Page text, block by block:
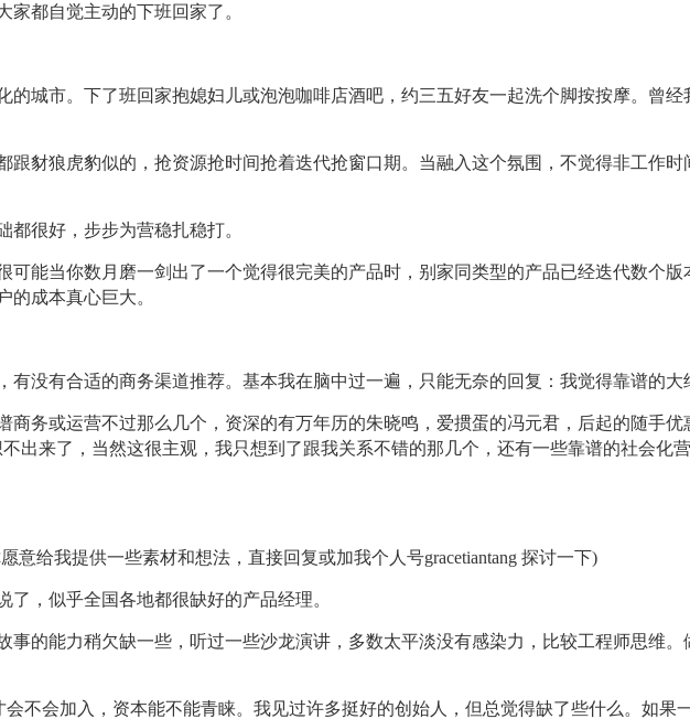
都自觉主动的下班回家了。
市。下了班回家抱媳妇儿或泡泡咖啡店酒吧，约三五好友一起洗个脚按按摩。曾经
狼虎豹似的，抢资源抢时间抢着迭代抢窗口期。当融入这个氛围，不觉得非工作时
很好，步步为营稳扎稳打。
当你数月磨一剑出了一个觉得很完美的产品时，别家同类型的产品已经迭代数个版
成本真心巨大。
有合适的商务渠道推荐。基本我在脑中过一遍，只能无奈的回复：我觉得靠谱的大
或运营不过那么几个，资深的有万年历的朱晓鸣，爱掼蛋的冯元君，后起的随手优
出来了，当然这很主观，我只想到了跟我关系不错的那几个，还有一些靠谱的社会化
给我提供一些素材和想法，直接回复或加我个人号gracetiantang 探讨一下)
似乎全国各地都很缺好的产品经理。
能力稍欠缺一些，听过一些沙龙演讲，多数太平淡没有感染力，比较工程师思维。
会加入，资本能不能青睐。我见过许多挺好的创始人，但总觉得缺了些什么。如果